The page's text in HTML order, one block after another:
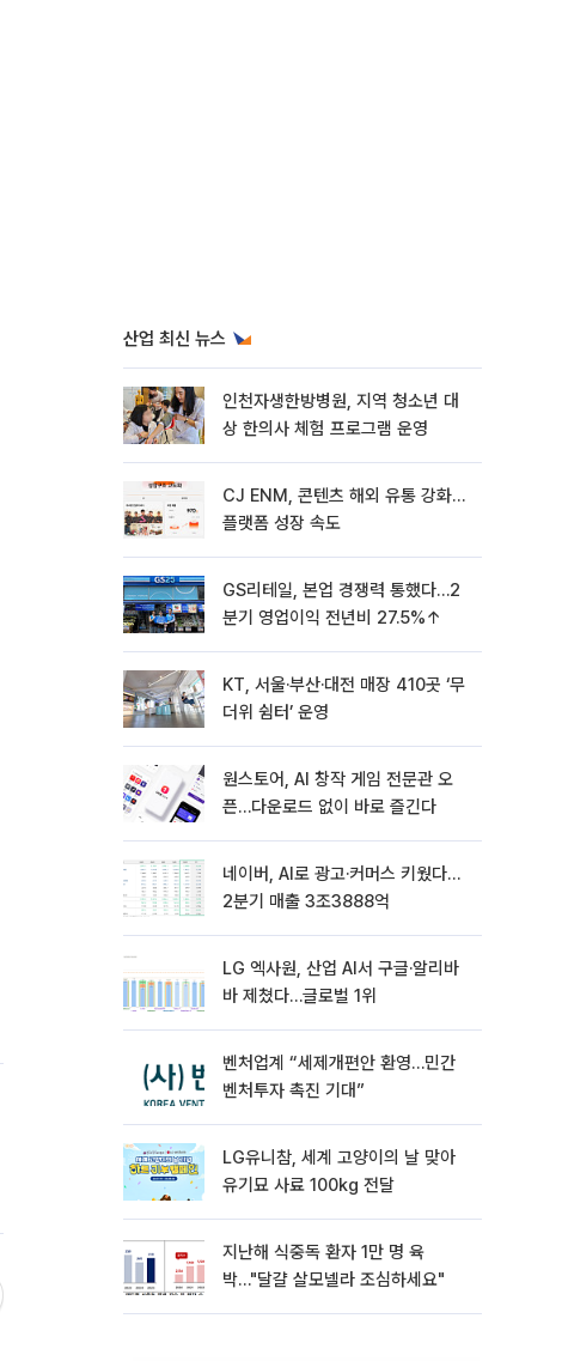
산업 최신 뉴스
인천자생한방병원, 지역 청소년 대
상 한의사 체험 프로그램 운영
CJ ENM, 콘텐츠 해외 유통 강화…
플랫폼 성장 속도
GS리테일, 본업 경쟁력 통했다…2
분기 영업이익 전년비 27.5%↑
KT, 서울·부산·대전 매장 410곳 ‘무
더위 쉼터’ 운영
원스토어, AI 창작 게임 전문관 오
픈…다운로드 없이 바로 즐긴다
네이버, AI로 광고·커머스 키웠다…
2분기 매출 3조3888억
LG 엑사원, 산업 AI서 구글·알리바
바 제쳤다…글로벌 1위
벤처업계 “세제개편안 환영…민간
벤처투자 촉진 기대”
LG유니참, 세계 고양이의 날 맞아
유기묘 사료 100kg 전달
지난해 식중독 환자 1만 명 육
박…"달걀 살모넬라 조심하세요"